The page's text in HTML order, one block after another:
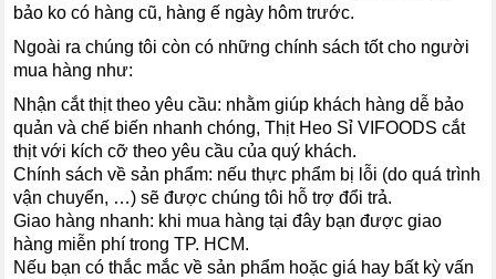
bảo ko có hàng cũ, hàng ế ngày hôm trước.
Ngoài ra chúng tôi còn có những chính sách tốt cho người
mua hàng như:
Nhận cắt thịt theo yêu cầu: nhằm giúp khách hàng dễ bảo
quản và chế biến nhanh chóng, Thịt Heo Sỉ VIFOODS cắt
thịt với kích cỡ theo yêu cầu của quý khách.
Chính sách về sản phẩm: nếu thực phẩm bị lỗi (do quá trình
vận chuyển, …) sẽ được chúng tôi hỗ trợ đổi trả.
Giao hàng nhanh: khi mua hàng tại đây bạn được giao
hàng miễn phí trong TP. HCM.
Nếu bạn có thắc mắc về sản phẩm hoặc giá hay bất kỳ vấn